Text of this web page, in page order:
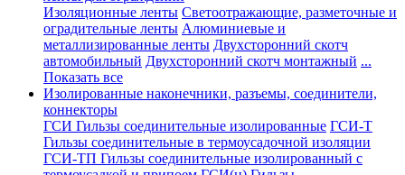
Изоляционные ленты Светоотражающие, разметочные и
оградительные ленты Алюминиевые и
металлизированные ленты Двухсторонний скотч
автомобильный Двухсторонний скотч монтажный ...
Показать все
Изолированные наконечники, разъемы, соединители,
коннекторы
ГСИ Гильзы соединительные изолированные ГСИ-Т
Гильзы соединительные в термоусадочной изоляции
ГСИ-ТП Гильзы соединительные изолированный с